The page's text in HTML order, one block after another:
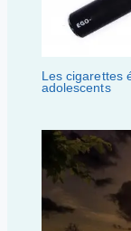
Les
adolescents